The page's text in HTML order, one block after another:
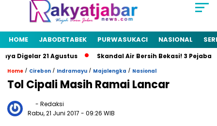
HOME JABODETABEK PURWASUKACI NASIONAL
Digelar 21 Agustus Skandal Air Bersih Bekasi! 3 Pejabat
Home / Cirebon / Indramayu / Majalengka / Nasional
Tol Cipali Masih Ramai Lancar
- Redaksi
Rabu, 21 Juni 2017 - 09:26 WIB